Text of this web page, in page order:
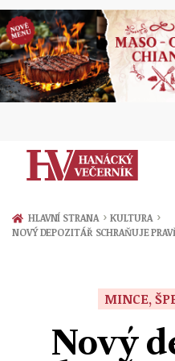
Zprávy
Přerov
Ekonomika
Ženy
Sport
HLAVNÍ STRANA › KULTURA ›
NOVÝ DEPOZITÁŘ SCHRAŇUJE
MINCE,
Nový